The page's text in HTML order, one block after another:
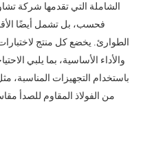
الشاملة التي تقدمها شركة
فحسب، بل تشمل أيضًا
الطوارئ. يخضع كل منتج
والأداء الأساسية، بما يلبي
باستخدام التجهيزات المناسبة،